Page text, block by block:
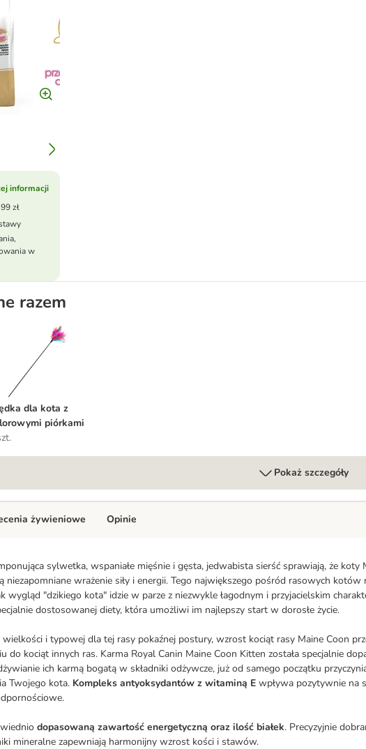
informacji
zł
w
razem
dla kota z kolorowymi piórkami
dla kota z
piórkami
Pokaż szczegóły
sylwetka, wspaniałe mięśnie i gęsta, jedwabista sierść sprawiają, że koty
niezapomniane wrażenie siły i energii. Tego największego pośród rasowych kotów
wygląd "dzikiego kota" idzie w parze z niezwykle łagodnym i przyjacielskim
dostosowanej diety, która umożliwi im najlepszy start w dorosłe życie.
i typowej dla tej rasy pokaźnej postury, wzrost kociąt rasy Maine Coon
do kociąt innych ras. Karma Royal Canin Maine Coon Kitten została specjalnie
ich karmą bogatą w składniki odżywcze, już od samego początku
Twojego kota. Kompleks antyoksydantów z witaminą E wpływa pozytywnie na
dopasowaną zawartość energetyczną oraz ilość białek. Precyzyjnie
mineralne zapewniają harmonijny wzrost kości i stawów.
żywieniowe Opinie